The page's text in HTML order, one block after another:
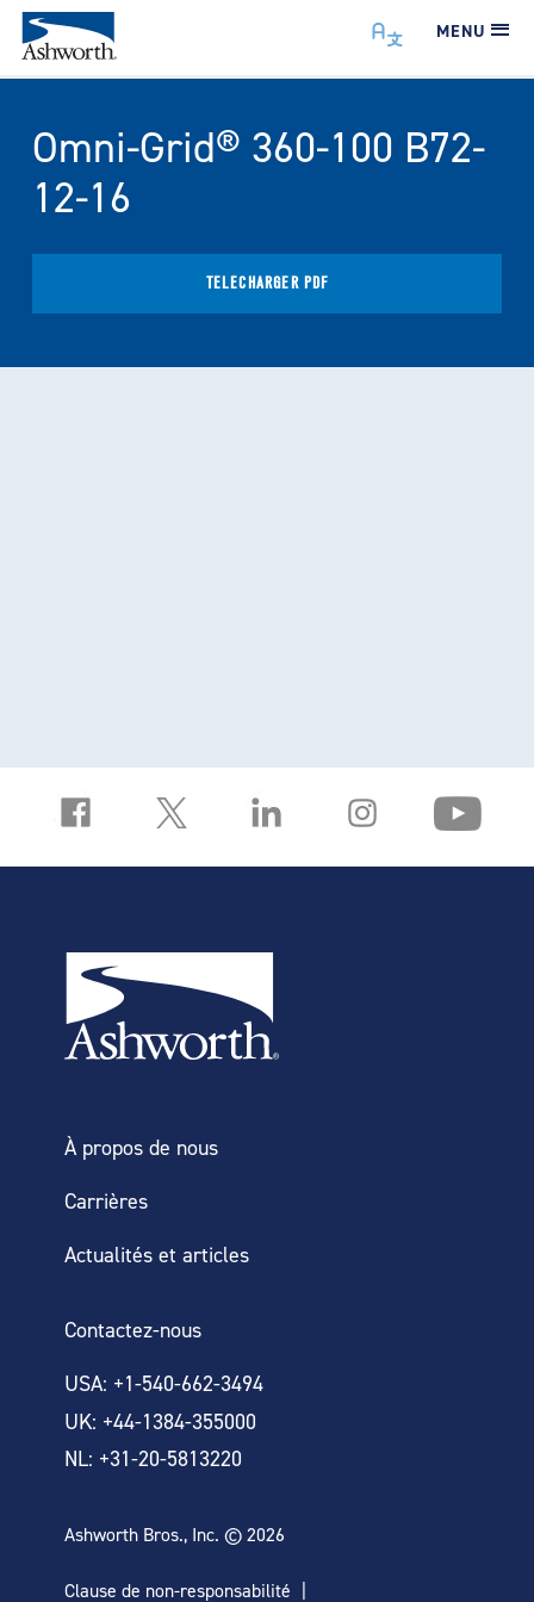
MENU
Omni-Grid® 360-100 B72-
12-16
TÉLÉCHARGER PDF
À propos de nous
Carrières
Actualités et articles
Contactez-nous
USA: +1-540-662-3494
UK: +44-1384-355000
NL: +31-20-5813220
Ashworth Bros., Inc. © 2026
Clause de non-responsabilité